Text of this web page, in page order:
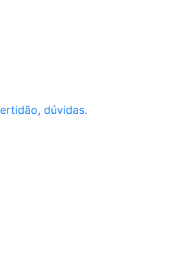
dúvidas.